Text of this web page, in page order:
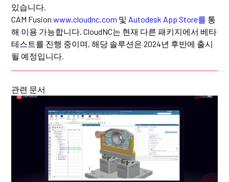
있습니다.
CAM Fusionwww.cloudnc.com 및 Autodesk App Store를 통
해 이용 가능합니다. CloudNC는 현재 다른 패키지에서 베타
테스트를 진행 중이며, 해당 솔루션은 2024년 후반에 출시
될 예정입니다.
관련 문서